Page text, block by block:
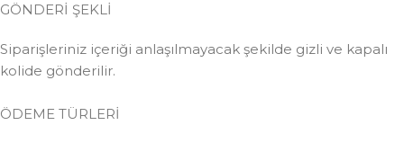
GÖNDERİ ŞEKLİ
Siparişleriniz içeriği anlaşılmayacak şekilde gizli ve kapalı
kolide gönderilir.
ÖDEME TÜRLERİ